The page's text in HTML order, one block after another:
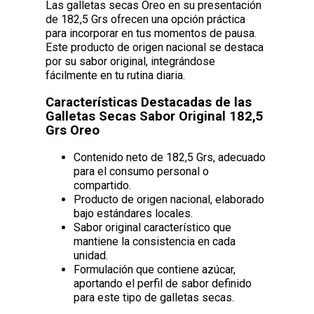
Las galletas secas Oreo en su presentación
de 182,5 Grs ofrecen una opción práctica
para incorporar en tus momentos de pausa.
Este producto de origen nacional se destaca
por su sabor original, integrándose
fácilmente en tu rutina diaria.
Características Destacadas de las
Galletas Secas Sabor Original 182,5
Grs Oreo
Contenido neto de 182,5 Grs, adecuado
para el consumo personal o
compartido.
Producto de origen nacional, elaborado
bajo estándares locales.
Sabor original característico que
mantiene la consistencia en cada
unidad.
Formulación que contiene azúcar,
aportando el perfil de sabor definido
para este tipo de galletas secas.